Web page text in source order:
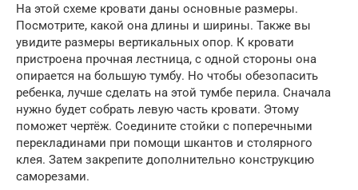
На этой схеме кровати даны основные размеры.
Посмотрите, какой она длины и ширины. Также вы
увидите размеры вертикальных опор. К кровати
пристроена прочная лестница, с одной стороны она
опирается на большую тумбу. Но чтобы обезопасить
ребенка, лучше сделать на этой тумбе перила. Сначала
нужно будет собрать левую часть кровати. Этому
поможет чертёж. Соедините стойки с поперечными
перекладинами при помощи шкантов и столярного
клея. Затем закрепите дополнительно конструкцию
саморезами.